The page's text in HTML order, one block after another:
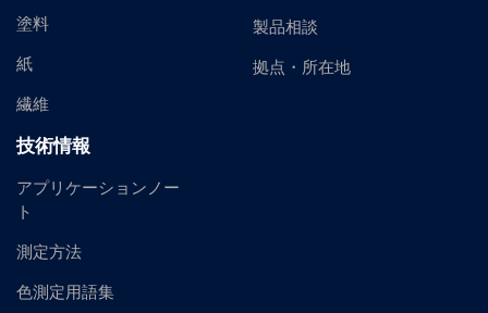
塗料
紙
繊維
技術情報
アプリケーションノー
ト
測定方法
色測定用語集
製品相談
拠点・所在地